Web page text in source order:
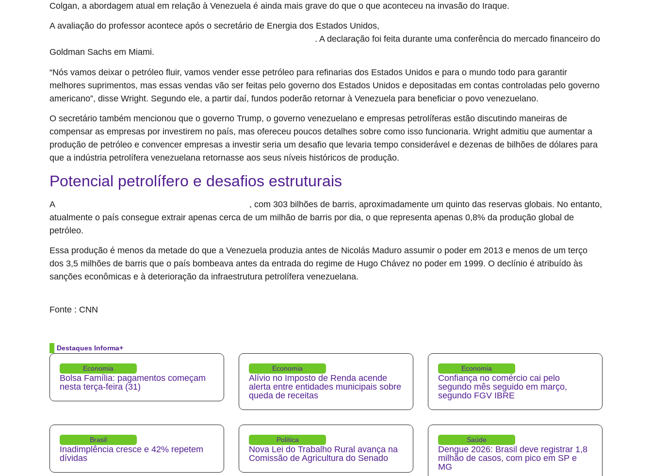
Colgan, a abordagem atual em relação à Venezuela é ainda mais grave do que o que aconteceu na invasão do Iraque.
A avaliação do professor acontece após o secretário de Energia dos Estados Unidos,
. A declaração foi feita durante uma conferência do mercado financeiro do
Goldman Sachs em Miami.
“Nós vamos deixar o petróleo fluir, vamos vender esse petróleo para refinarias dos Estados Unidos e para o mundo todo para garantir
melhores suprimentos, mas essas vendas vão ser feitas pelo governo dos Estados Unidos e depositadas em contas controladas pelo governo
americano”, disse Wright. Segundo ele, a partir daí, fundos poderão retornar à Venezuela para beneficiar o povo venezuelano.
O secretário também mencionou que o governo Trump, o governo venezuelano e empresas petrolíferas estão discutindo maneiras de
compensar as empresas por investirem no país, mas ofereceu poucos detalhes sobre como isso funcionaria. Wright admitiu que aumentar a
produção de petróleo e convencer empresas a investir seria um desafio que levaria tempo considerável e dezenas de bilhões de dólares para
que a indústria petrolífera venezuelana retornasse aos seus níveis históricos de produção.
Potencial petrolífero e desafios estruturais
A
, com 303 bilhões de barris, aproximadamente um quinto das reservas globais. No entanto,
atualmente o país consegue extrair apenas cerca de um milhão de barris por dia, o que representa apenas 0,8% da produção global de
petróleo.
Essa produção é menos da metade do que a Venezuela produzia antes de Nicolás Maduro assumir o poder em 2013 e menos de um terço
dos 3,5 milhões de barris que o país bombeava antes da entrada do regime de Hugo Chávez no poder em 1999. O declínio é atribuído às
sanções econômicas e à deterioração da infraestrutura petrolífera venezuelana.
Fonte : CNN
Destaques Informa+
Economia
Bolsa Família: pagamentos começam
nesta terça-feira (31)
Economia
Alívio no Imposto de Renda acende
alerta entre entidades municipais sobre
queda de receitas
Economia
Confiança no comércio cai pelo
segundo mês seguido em março,
segundo FGV IBRE
Brasil
Inadimplência cresce e 42% repetem
dívidas
Política
Nova Lei do Trabalho Rural avança na
Comissão de Agricultura do Senado
Saúde
Dengue 2026: Brasil deve registrar 1,8
milhão de casos, com pico em SP e
MG